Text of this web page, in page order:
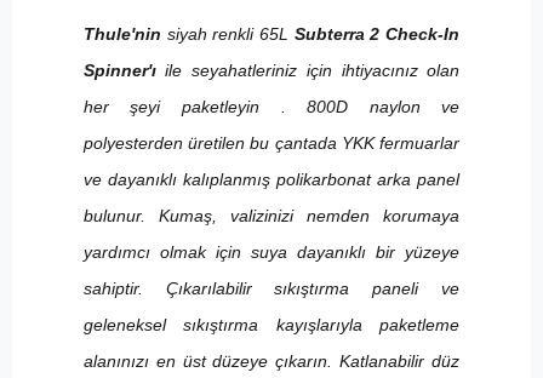
Thule'nin siyah renkli 65L Subterra 2 Check-In
Spinner'ıile seyahatleriniz için ihtiyacınız olan
her şeyi paketleyin
. 800D naylon ve
polyesterden üretilen bu çantada YKK fermuarlar
ve dayanıklı kalıplanmış polikarbonat arka panel
bulunur. Kumaş, valizinizi nemden korumaya
yardımcı olmak için suya dayanıklı bir yüzeye
sahiptir. Çıkarılabilir sıkıştırma paneli ve
geleneksel sıkıştırma kayışlarıyla paketleme
alanınızı en üst düzeye çıkarın. Katlanabilir düz